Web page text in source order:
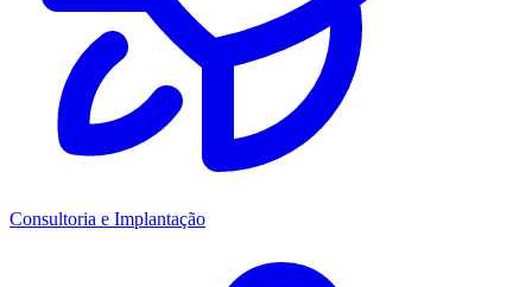
Consultoria e Implantação